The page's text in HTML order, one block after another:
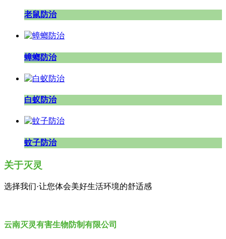
老鼠防治
蟑螂防治
白蚁防治
蚊子防治
关于灭灵
选择我们·让您体会美好生活环境的舒适感
云南灭灵有害生物防制有限公司